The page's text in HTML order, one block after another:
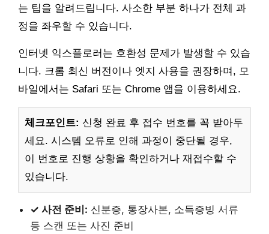
는 팁을 알려드립니다. 사소한 부분 하나가 전체 과
정을 좌우할 수 있습니다.
인터넷 익스플로러는 호환성 문제가 발생할 수 있습
니다. 크롬 최신 버전이나 엣지 사용을 권장하며, 모
바일에서는 Safari 또는 Chrome 앱을 이용하세요.
체크포인트: 신청 완료 후 접수 번호를 꼭 받아두
세요. 시스템 오류로 인해 과정이 중단될 경우,
이 번호로 진행 상황을 확인하거나 재접수할 수
있습니다.
✓ 사전 준비: 신분증, 통장사본, 소득증빙 서류
등 스캔 또는 사진 준비